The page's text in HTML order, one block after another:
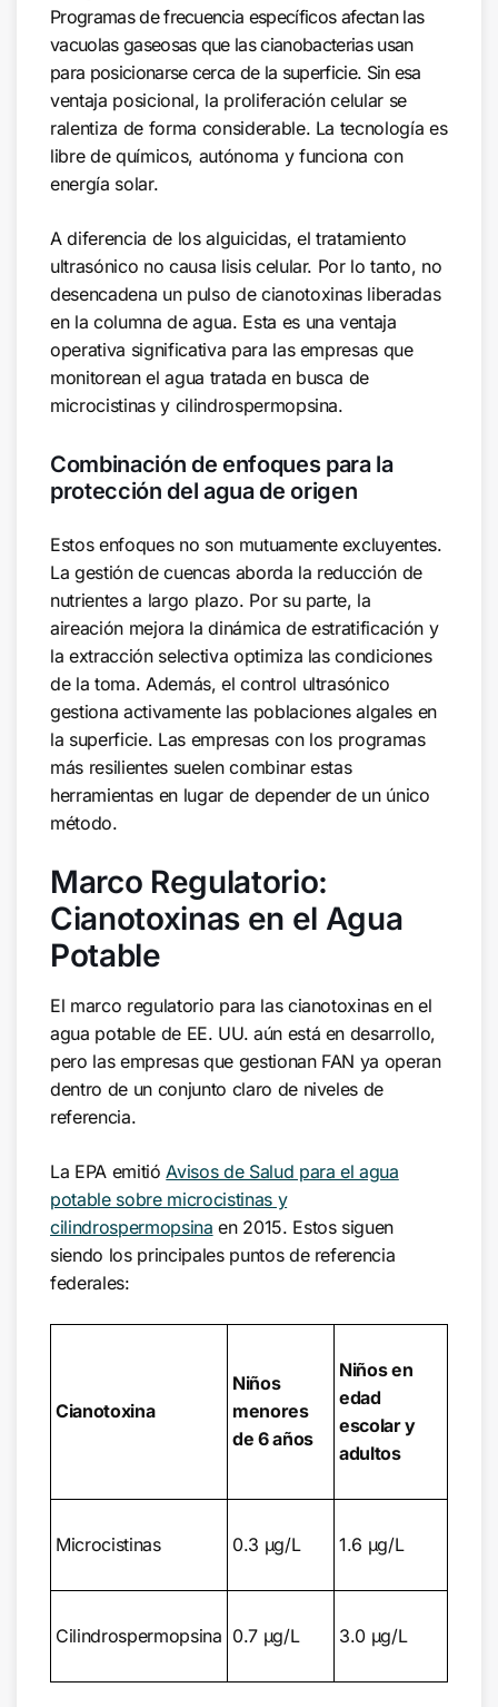
Programas de frecuencia específicos afectan las
vacuolas gaseosas que las cianobacterias usan
para posicionarse cerca de la superficie. Sin esa
ventaja posicional, la proliferación celular se
ralentiza de forma considerable. La tecnología es
libre de químicos, autónoma y funciona con
energía solar.
A diferencia de los alguicidas, el tratamiento
ultrasónico no causa lisis celular. Por lo tanto, no
desencadena un pulso de cianotoxinas liberadas
en la columna de agua. Esta es una ventaja
operativa significativa para las empresas que
monitorean el agua tratada en busca de
microcistinas y cilindrospermopsina.
Combinación de enfoques para la
protección del agua de origen
Estos enfoques no son mutuamente excluyentes.
La gestión de cuencas aborda la reducción de
nutrientes a largo plazo. Por su parte, la
aireación mejora la dinámica de estratificación y
la extracción selectiva optimiza las condiciones
de la toma. Además, el control ultrasónico
gestiona activamente las poblaciones algales en
la superficie. Las empresas con los programas
más resilientes suelen combinar estas
herramientas en lugar de depender de un único
método.
Marco Regulatorio:
Cianotoxinas en el Agua
Potable
El marco regulatorio para las cianotoxinas en el
agua potable de EE. UU. aún está en desarrollo,
pero las empresas que gestionan FAN ya operan
dentro de un conjunto claro de niveles de
referencia.
La EPA emitió Avisos de Salud para el agua
potable sobre microcistinas y
cilindrospermopsina en 2015. Estos siguen
siendo los principales puntos de referencia
federales:
Cianotoxina
Niños
menores
de 6 años
Niños en
edad
escolar y
adultos
Microcistinas 0.3 µg/L 1.6 µg/L
Cilindrospermopsina 0.7 µg/L 3.0 µg/L